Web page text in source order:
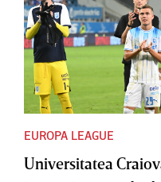
EUROPA LEAGUE
Universitatea